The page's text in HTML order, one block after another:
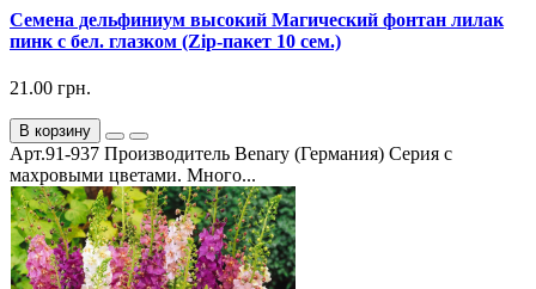
Семена дельфиниум высокий Магический фонтан лилак
пинк с бел. глазком (Zip-пакет 10 сем.)
21.00 грн.
В корзину
Арт.91-937 Производитель Benary (Германия) Серия с
махровыми цветами. Много...